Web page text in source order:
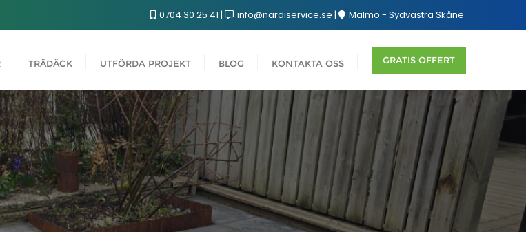
0704 30 25 41 info@nardiservice.se Malmö - Sydvästra Skåne
TRÄDÄCK UTFÖRDA PROJEKT BLOG KONTAKTA OSS GRATIS OFFERT